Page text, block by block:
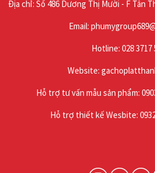
Địa chỉ: Số 486 Dương Thị Mười - F Tân
Email:
Hotline: 028 3717
Website:
Hỗ trợ tư vấn mẫu sản phẩm:
Hỗ trợ thiết kế Wesbite: